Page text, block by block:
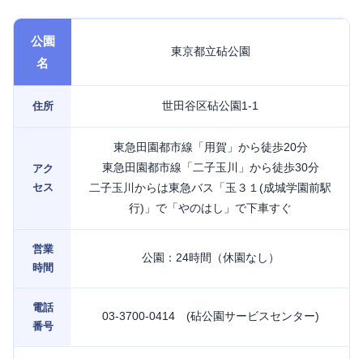
公園
名
東京都立砧公園
住所 世田谷区砧公園1-1
アク
セス
東急田園都市線「用賀」から徒歩20分
東急田園都市線「二子玉川」から徒歩30分
二子玉川からは東急バス「玉３１(成城学園前駅
行)」で「やのはし」で下車すぐ
営業
時間
公園：24時間（休園なし）
電話
番号
03-3700-0414 (砧公園サービスセンター)